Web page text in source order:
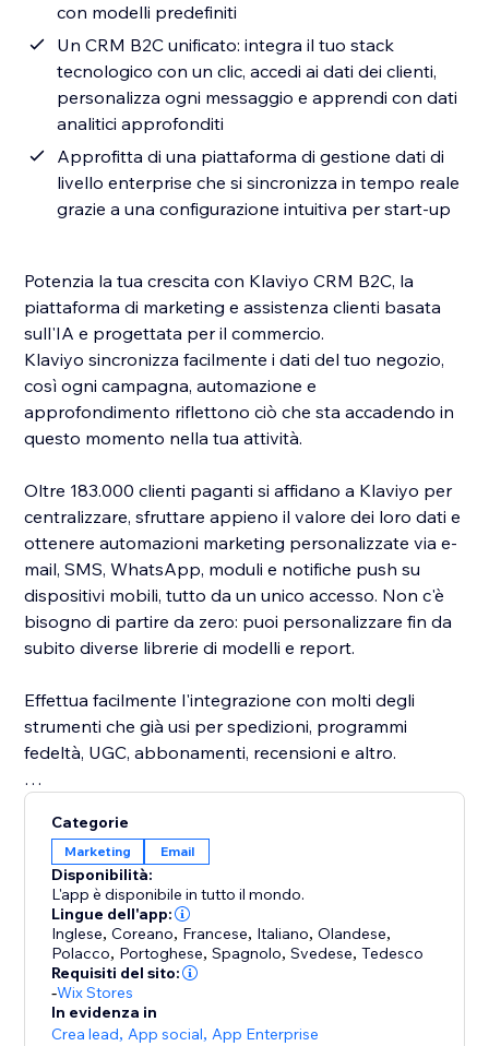
con modelli predefiniti
Un CRM B2C unificato: integra il tuo stack
tecnologico con un clic, accedi ai dati dei clienti,
personalizza ogni messaggio e apprendi con dati
analitici approfonditi
Approfitta di una piattaforma di gestione dati di
livello enterprise che si sincronizza in tempo reale
grazie a una configurazione intuitiva per start-up
Potenzia la tua crescita con Klaviyo CRM B2C, la
piattaforma di marketing e assistenza clienti basata
sull'IA e progettata per il commercio.
Klaviyo sincronizza facilmente i dati del tuo negozio,
così ogni campagna, automazione e
approfondimento riflettono ciò che sta accadendo in
questo momento nella tua attività.
Oltre 183.000 clienti paganti si affidano a Klaviyo per
centralizzare, sfruttare appieno il valore dei loro dati e
ottenere automazioni marketing personalizzate via e-
mail, SMS, WhatsApp, moduli e notifiche push su
dispositivi mobili, tutto da un unico accesso. Non c'è
bisogno di partire da zero: puoi personalizzare fin da
subito diverse librerie di modelli e report.
Effettua facilmente l'integrazione con molti degli
strumenti che già usi per spedizioni, programmi
fedeltà, UGC, abbonamenti, recensioni e altro.
aumentare le entrate con approfondimenti sulle
strategie più efficaci.
La nostra integrazione in tempo reale sincronizza la
cronologia, lo stato e il comportamento dei clienti
avviando flussi per ordini abbandonati, effettuati,
rimborsati e annullati con catalogo, varianti ed
etichette. Puoi così u
Categorie
Marketing Email
Disponibilità:
L'app è disponibile in tutto il mondo.
Lingue dell'app:
Inglese,Coreano, Francese, Italiano,Olandese,
Polacco, Portoghese,Spagnolo,Svedese,Tedesco
Requisiti del sito:
-Wix Stores
In evidenza in
Crea lead, App social, App Enterprise